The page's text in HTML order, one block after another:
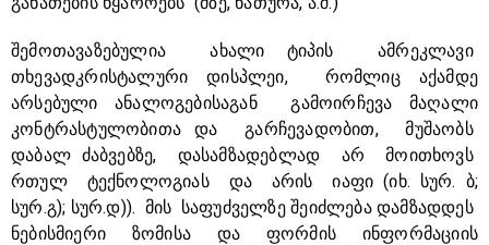
შემოთავაზებულია ახალი ტიპის ამრეკლავი
თხევადკრისტალური დისპლეი, რომლიც აქამდე
არსებული ანალოგებისაგან გამოირჩევა მაღალი
კონტრასტულობითა და გარჩევადობით, მუშაობს
დაბალ ძაბვებზე, დასამზადებლად არ მოითხოვს
რთულ ტექნოლოგიას და არის იაფი (იხ. სურ. ბ;
სურ.გ); სურ.დ)). მის საფუძველზე შეიძლება დამზადდეს
ნებისმიერი ზომისა და ფორმის ინფორმაციის